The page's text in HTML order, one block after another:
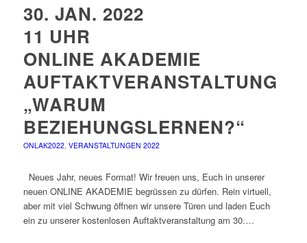
30. JAN. 2022
11 UHR
ONLINE AKADEMIE
AUFTAKTVERANSTALTUNG
„WARUM
BEZIEHUNGSLERNEN?“
ONLAK2022, VERANSTALTUNGEN 2022
Neues Jahr, neues Format! Wir freuen uns, Euch in unserer
neuen ONLINE AKADEMIE begrüssen zu dürfen. Rein virtuell,
aber mit viel Schwung öffnen wir unsere Türen und laden Euch
ein zu unserer kostenlosen Auftaktveranstaltung am 30.…